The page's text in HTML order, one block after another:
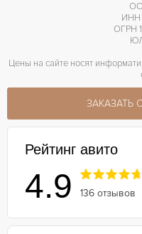
ИНН
ОГРН
Цены на сайте носят
ЗАКАЗАТЬ
Рейтинг авито
4.9 136 отзывов